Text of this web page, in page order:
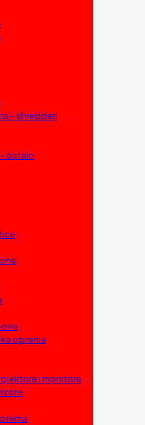
– shredderi
ostalo
ove
oprema
i monitore